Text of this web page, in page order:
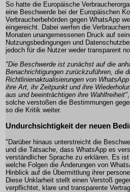
So hatte die Europäische
eine Beschwerde bei der Europäischen
Verbraucherbehörden gegen WhatsApp
eingereicht. Dabei werfen die
Monaten unangemessenen Druck auf
Nutzungsbedingungen und
jedoch für die Nutzer weder transparent
"Die Beschwerde ist zunächst auf die
Benachrichtigungen zurückzuführen, die
Richtlinienaktualisierungen von
ihre Art, ihr Zeitpunkt und ihre
aus und beeinträchtigen ihre Wahlfreiheit"
solche verstoßen die Bestimmungen
so die Kritik weiter.
Undurchsichtigkeit der neuen
"Darüber hinaus unterstreicht die
und die Tatsache, dass WhatsApp es
verständlicher Sprache zu erklären. Es
welche Folgen die Änderungen von
Hinblick auf die Übermittlung ihrer
Diese Unklarheit stellt einen Verstoß
verpflichtet, klare und transparente